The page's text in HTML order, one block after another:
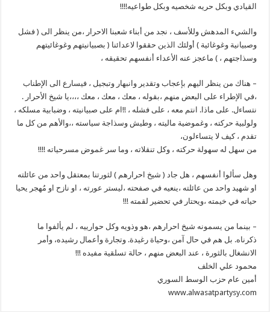
القيادي وبكل حريه شخصيه وبكل طواعيه!!!!
والشيء المدهش وللأسف ، نجد من أبناء شعبنا الاحرار ،من ينظر الى ( فشل
وصبيانية وغوغائية ) أولئك الذين حققوا لاعدائنا ( بصبيانيتهم وغوغائيتهم
وسذاجتهم ، ) ماعجز عنه الأعداء أنفسهم تحقيقه ،
– هناك من ينظر اليهم بإعجاب وتقدير وانبهار وتبجيل ، فيسارع الى الإطناب
،في الإطراء على البعض منهم ،بقوله ، معك ، معك ، معك ،،،،يا شيخ الأحرار .
نتساءل. على ماذا. انتم معه ، على فشله ، !!ام على صبيانيته ، وضبابية مسلكه ،
ولولبية حركته ، وغموضية ماليته ، وطيش وسذاجة سياسته ،،والأهم من كل ما
تقدم ، كيف لا يتساءلون،
من سهل له سهولة حركته ، وكل تنقلاته ، وما سر غموض مسرحياته !!!!
وهل سألوا أنفسهم ، هل جاد ( شيخ احرارهم ) لثورتنا بمعتقل واحد من عائلته
او شهيد واحد من عائلته ،ينعيه في صفحته ،ليستر عورته ، او نازح او مُهجر يحيا
حياته في خيمته ،ويحتار في تحضير لقمته !!!
– بينما من يسمونه شيخ احرارهم ،هو وذويه وكل حوارييه ، لم يألفوا ما
ذكرناه. بل هم في حال آمن ،وحياة رغيدة. وتجارة وأعمال رشيده، وأمر
الانشغال بالثورة ، عند البعض منهم ، حالة تسلقية مفيده !!!
محمود علي الخلف
أمين عام حزب الوسط السوري
www.alwasatpartysy.com